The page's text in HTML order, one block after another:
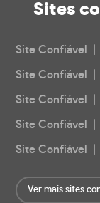
Sites
Site Confiável |
Site Confiável |
Site Confiável |
Site Confiável |
Site Confiável |
Ver mais sites